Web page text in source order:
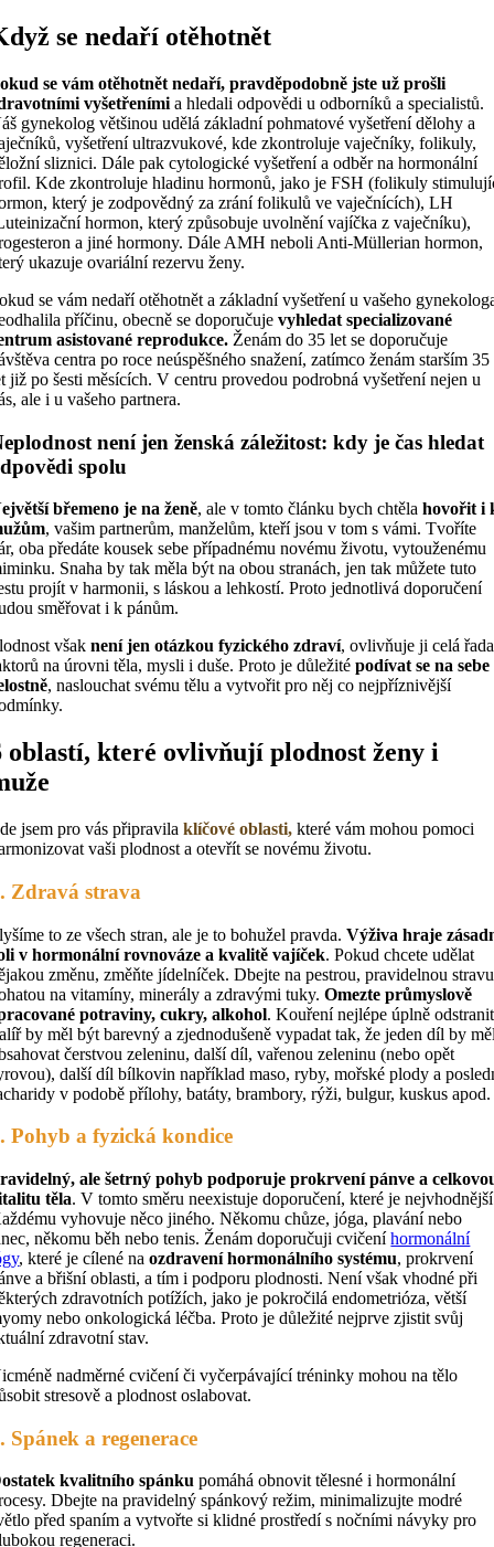
se nedaří otěhotnět
se vám otěhotnět nedaří, pravděpodobně jste už prošli
vyšetřeními a hledali odpovědi u odborníků a specialistů.
gynekolog většinou udělá základní pohmatové vyšetření dělohy a
vyšetření ultrazvukové, kde zkontroluje vaječníky, folikuly,
sliznici. Dále pak cytologické vyšetření a odběr na hormonální
Kde zkontroluje hladinu hormonů, jako je FSH (folikuly
který je zodpovědný za zrání folikulů ve vaječnících), LH
hormon, který způsobuje uvolnění vajíčka z vaječníku),
a jiné hormony. Dále AMH neboli Anti-Müllerian hormon,
ukazuje ovariální rezervu ženy.
se vám nedaří otěhotnět a základní vyšetření u vašeho
příčinu, obecně se doporučujevyhledat specializované
asistované reprodukce. Ženám do 35 let se doporučuje
centra po roce neúspěšného snažení, zatímco ženám starším 35
již po šesti měsících. V centru provedou podrobná vyšetření nejen u
ale i u vašeho partnera.
není jen ženská záležitost: kdy je čas hledat
spolu
břemeno je na ženě, ale v tomto článku bych chtělahovořit i
, vašim partnerům, manželům, kteří jsou v tom s vámi. Tvoříte
oba předáte kousek sebe případnému novému životu, vytouženému
Snaha by tak měla být na obou stranách, jen tak můžete tuto
projít v harmonii, s láskou a lehkostí. Proto jednotlivá doporučení
směřovat i k pánům.
všaknení jen otázkou fyzického zdraví, ovlivňuje ji celá řada
na úrovni těla, mysli i duše. Proto je důležité podívat se na sebe
, naslouchat svému tělu a vytvořit pro něj co nejpříznivější
oblastí, které ovlivňují plodnost ženy i
jsem pro vás připravilaklíčové oblasti,které vám mohou pomoci
vaši plodnost a otevřít se novému životu.
Zdravá strava
to ze všech stran, ale je to bohužel pravda.Výživa hraje
v hormonální rovnováze a kvalitě vajíček. Pokud chcete udělat
změnu, změňte jídelníček. Dbejte na pestrou, pravidelnou stravu
na vitamíny, minerály a zdravými tuky.Omezte průmyslově
potraviny, cukry, alkohol. Kouření nejlépe úplně
by měl být barevný a zjednodušeně vypadat tak, že jeden díl by
čerstvou zeleninu, další díl, vařenou zeleninu (nebo opět
další díl bílkovin například maso, ryby, mořské plody a
v podobě přílohy, batáty, brambory, rýži, bulgur, kuskus apod.
Pohyb a fyzická kondice
ale šetrný pohyb podporuje prokrvení pánve a
těla. V tomto směru neexistuje doporučení, které je
vyhovuje něco jiného. Někomu chůze, jóga, plavání nebo
někomu běh nebo tenis. Ženám doporučuji cvičeníhormonální
, které je cílené naozdravení hormonálního systému, prokrvení
a břišní oblasti, a tím i podporu plodnosti. Není však vhodné při
zdravotních potížích, jako je pokročilá endometrióza, větší
nebo onkologická léčba. Proto je důležité nejprve zjistit svůj
zdravotní stav.
nadměrné cvičení či vyčerpávající tréninky mohou na tělo
stresově a plodnost oslabovat.
Spánek a regenerace
kvalitního spánku pomáhá obnovit tělesné i hormonální
Dbejte na pravidelný spánkový režim, minimalizujte modré
před spaním a vytvořte si klidné prostředí s nočními návyky pro
regeneraci.